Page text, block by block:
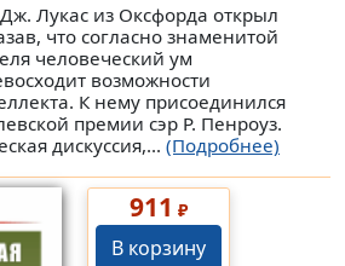
Лукас из Оксфорда открыл
что согласно знаменитой
человеческий ум
возможности
К нему присоединился
премии сэр Р. Пенроуз.
дискуссия,... (Подробнее)
911 ₽
В корзину